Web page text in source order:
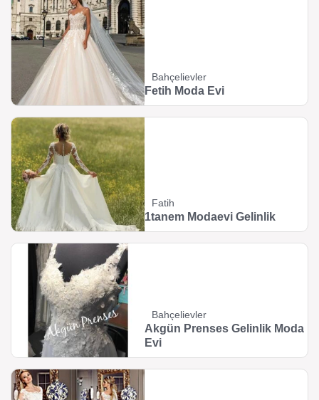
Bahçelievler
Fetih Moda Evi
Fatih
1tanem Modaevi Gelinlik
Bahçelievler
Akgün Prenses Gelinlik Moda
Evi